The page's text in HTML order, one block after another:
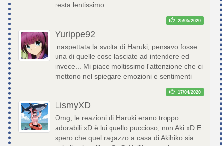
resta lentissimo...
25/05/2020
Yurippe92
Inaspettata la svolta di Haruki, pensavo fosse
una di quelle cose lasciate ad intendere ed
invece... Mi piace moltissimo l'attenzione che ci
mettono nel spiegare emozioni e sentimenti
17/04/2020
LismyXD
Omg, le reazioni di Haruki erano troppo
adorabili xD è lui quello puccioso, non Aki xD E
spero che quel ragazzo a casa di Akihiko sia